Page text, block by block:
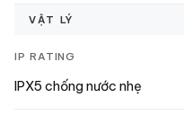
VẬT LÝ
IP RATING
IPX5 chống nước nhẹ